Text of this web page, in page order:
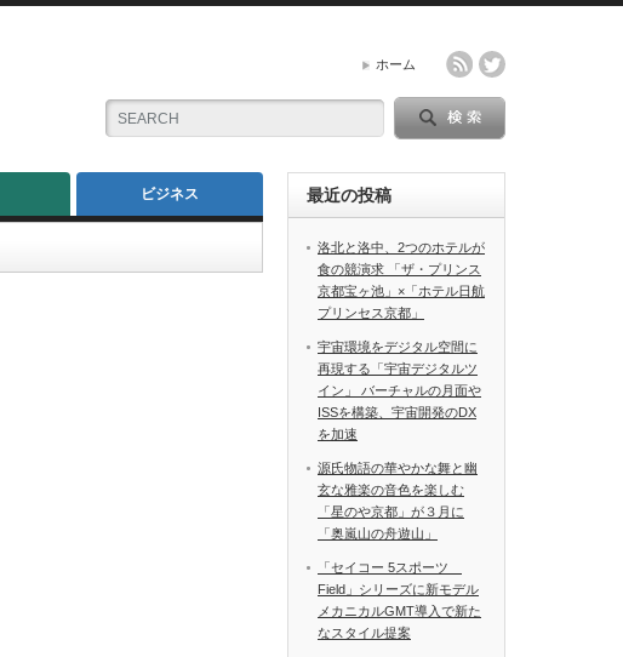
ホーム
ビジネス 最近の投稿
洛北と洛中、2つのホテルが
食の競演求 「ザ・プリンス
京都宝ヶ池」×「ホテル日航
プリンセス京都」
宇宙環境をデジタル空間に
再現する「宇宙デジタルツ
イン」 バーチャルの月面や
ISSを構築、宇宙開発のDX
を加速
源氏物語の華やかな舞と幽
玄な雅楽の音色を楽しむ
「星のや京都」が３月に
「奥嵐山の舟遊山」
「セイコー 5スポーツ
Field」シリーズに新モデル
メカニカルGMT導入で新た
なスタイル提案